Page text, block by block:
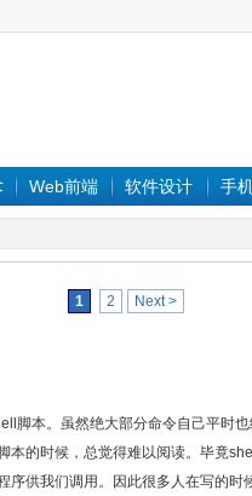
Web前端 软件设计 手
1 2 Next >
脚本。虽然绝大部分命令自己平时
本的时候，总觉得难以阅读。毕竟
序供我们调用。因此很多人在写的时